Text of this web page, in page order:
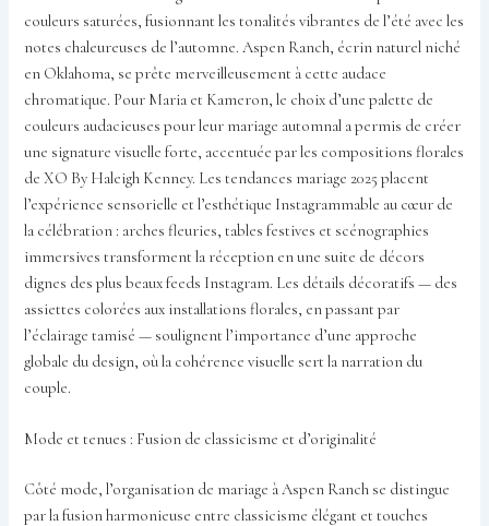
couleurs saturées, fusionnant les tonalités vibrantes de l’été avec les
notes chaleureuses de l’automne. Aspen Ranch, écrin naturel niché
en Oklahoma, se prête merveilleusement à cette audace
chromatique. Pour Maria et Kameron, le choix d’une palette de
couleurs audacieuses pour leur mariage automnal a permis de créer
une signature visuelle forte, accentuée par les compositions florales
de XO By Haleigh Kenney. Les tendances mariage 2025 placent
l’expérience sensorielle et l’esthétique Instagrammable au cœur de
la célébration : arches fleuries, tables festives et scénographies
immersives transforment la réception en une suite de décors
dignes des plus beaux feeds Instagram. Les détails décoratifs — des
assiettes colorées aux installations florales, en passant par
l’éclairage tamisé — soulignent l’importance d’une approche
globale du design, où la cohérence visuelle sert la narration du
couple.
Mode et tenues : Fusion de classicisme et d’originalité
Côté mode, l’organisation de mariage à Aspen Ranch se distingue
par la fusion harmonieuse entre classicisme élégant et touches